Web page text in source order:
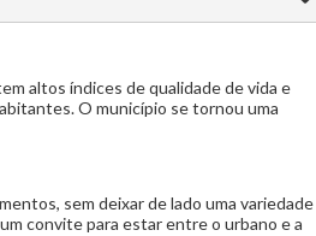
altos índices de qualidade de vida e
O município se tornou uma
sem deixar de lado uma variedade
convite para estar entre o urbano e a